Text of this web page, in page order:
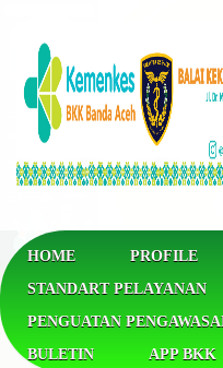
HOME PROFILE
STANDART PELAYANAN
PENGUATAN
BULETIN
APP BKK